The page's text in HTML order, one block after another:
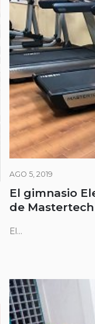
AGO 5, 2019
El gimnasio
de Mastertech
El...